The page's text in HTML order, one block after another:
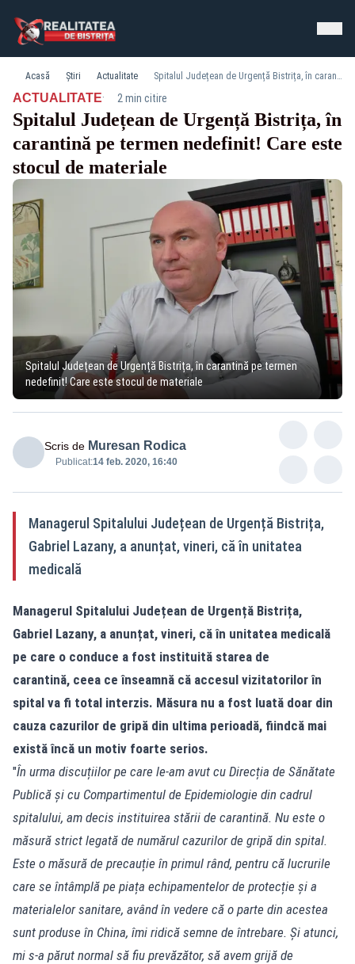
Acasă Știri Actualitate Spitalul Județean de Urgență Bistrița, în carantină pe termen nedefinit! Care este stocul de materiale
ACTUALITATE· 2 min citire
Spitalul Județean de Urgență Bistrița, în
carantină pe termen nedefinit! Care este
stocul de materiale
Spitalul Județean de Urgență Bistrița, în carantină pe termen
nedefinit! Care este stocul de materiale
Scris de Muresan Rodica
Publicat:14 feb. 2020, 16:40
Managerul Spitalului Județean de Urgență Bistrița,
Gabriel Lazany, a anunțat, vineri, că în unitatea
medicală
Managerul Spitalului Județean de Urgență Bistrița,
Gabriel Lazany, a anunțat, vineri, că în unitatea medicală
pe care o conduce a fost instituită starea de
carantină, ceea ce înseamnă că accesul vizitatorilor în
spital va fi total interzis. Măsura nu a fost luată doar din
cauza cazurilor de gripă din ultima perioadă, fiindcă mai
există încă un motiv foarte serios.
"În urma discuțiilor pe care le-am avut cu Direcția de Sănătate
Publică și cu Compartimentul de Epidemiologie din cadrul
spitalului, am decis instituirea stării de carantină. Nu este o
măsură strict legată de numărul cazurilor de gripă din spital.
Este o măsură de precauție în primul rând, pentru că lucrurile
care se întâmplă pe piața echipamentelor de protecție și a
materialelor sanitare, având în vedere că o parte din acestea
sunt produse în China, îmi ridică semne de întrebare. Și atunci,
mi s-a părut normal să fiu prevăzător, să avem grijă de